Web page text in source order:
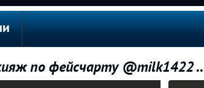
по фейсчарту @milk1422